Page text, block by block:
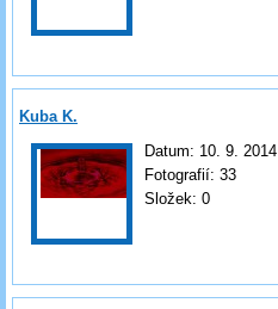
Kuba K.
Datum: 10. 9. 2014
Fotografií: 33
Složek: 0